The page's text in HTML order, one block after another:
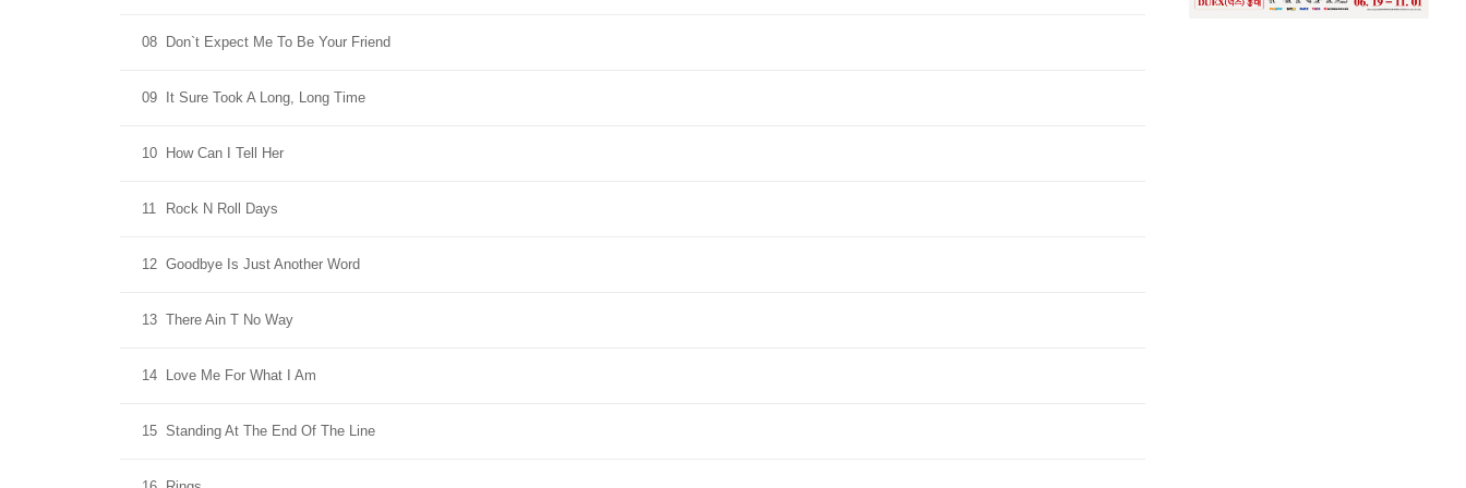
08 Don`t Expect Me To Be Your Friend
09 It Sure Took A Long, Long Time
10 How Can I Tell Her
11 Rock N Roll Days
12 Goodbye Is Just Another Word
13 There Ain T No Way
14 Love Me For What I Am
15 Standing At The End Of The Line